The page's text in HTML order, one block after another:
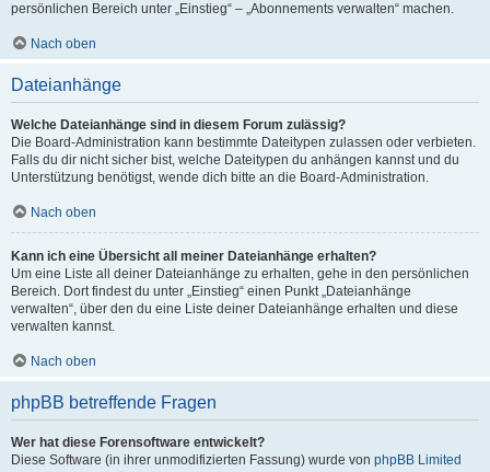
persönlichen Bereich unter „Einstieg“ – „Abonnements verwalten“ machen.
Nach oben
Dateianhänge
Welche Dateianhänge sind in diesem Forum zulässig?
Die Board-Administration kann bestimmte Dateitypen zulassen oder verbieten.
Falls du dir nicht sicher bist, welche Dateitypen du anhängen kannst und du
Unterstützung benötigst, wende dich bitte an die Board-Administration.
Nach oben
Kann ich eine Übersicht all meiner Dateianhänge erhalten?
Um eine Liste all deiner Dateianhänge zu erhalten, gehe in den persönlichen
Bereich. Dort findest du unter „Einstieg“ einen Punkt „Dateianhänge
verwalten“, über den du eine Liste deiner Dateianhänge erhalten und diese
verwalten kannst.
Nach oben
phpBB betreffende Fragen
Wer hat diese Forensoftware entwickelt?
Diese Software (in ihrer unmodifizierten Fassung) wurde von phpBB Limited